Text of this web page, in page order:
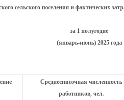
сельского поселения и фактических
за 1 полугодие
(январь-июнь) 2025 года
Среднесписочная численность
работников, чел.